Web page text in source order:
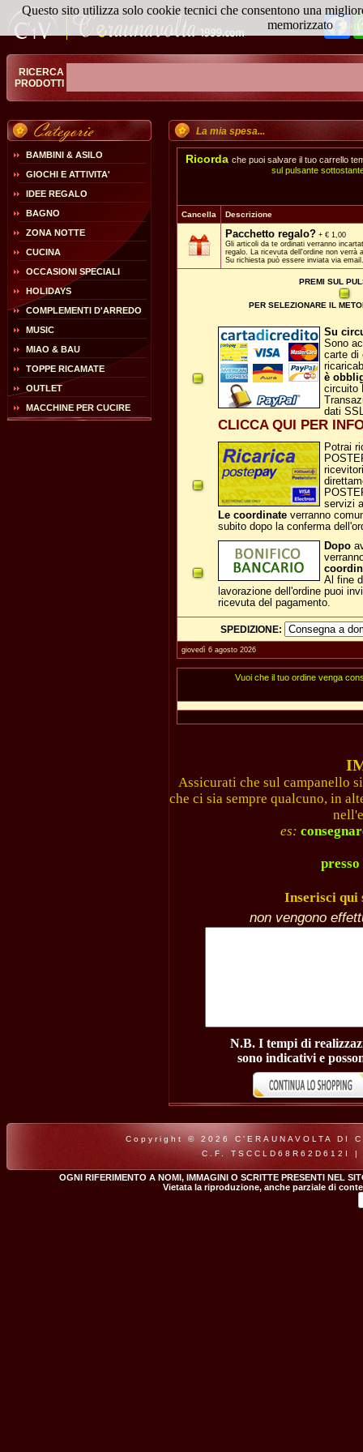
RICERCA
PRODOTTI
BAMBINI & ASILO
GIOCHI E ATTIVITA'
IDEE REGALO
BAGNO
ZONA NOTTE
CUCINA
OCCASIONI SPECIALI
HOLIDAYS
COMPLEMENTI D'ARREDO
MUSIC
MIAO & BAU
TOPPE RICAMATE
OUTLET
MACCHINE PER CUCIRE
La mia spesa...
Ricorda che puoi salvare il tuo carrello
sul pulsante
Cancella Descrizione
Pacchetto regalo? + € 1,00
Gli articoli da te ordinati verranno
regalo. La ricevuta dell'ordine non verrà
Su richiesta può essere inviata via email.
PREMI SUL
PER SELEZIONARE IL
Su
Sono
carte di
è
circuito
dati
CLICCA QUI PER
Potrai
servizi
Le coordinate verranno
subito dopo la conferma
Dopo
Al fine
lavorazione dell'ordine puoi
ricevuta del pagamento.
SPEDIZIONE:
giovedì 6 agosto 2026
Vuoi che il tuo ordine venga
Assicurati che sul campanello
che ci sia sempre qualcuno, in
es:
Inserisci qui
non vengono
N.B. I tempi di
sono indicativi e
Copyright © 2026 C'ERAUNAVOLTA
C.F. TSCCLD68R62D612I
OGNI RIFERIMENTO A NOMI, IMMAGINI O SCRITTE PRESENTI NEL
Vietata la riproduzione, anche parziale di
Questo sito utilizza solo cookie tecnici che consentono una
memorizzato